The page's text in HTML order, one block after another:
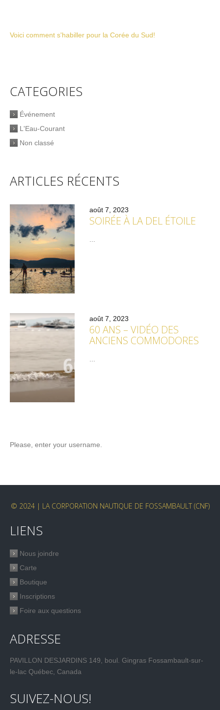
Voici comment s'habiller pour la Corée du Sud!
CATEGORIES
Événement
L'Eau-Courant
Non classé
ARTICLES RÉCENTS
août 7, 2023
SOIRÉE À LA DEL ÉTOILE
août 7, 2023
60 ANS – VIDÉO DES
ANCIENS COMMODORES
Please, enter your username.
© 2024 | LA CORPORATION NAUTIQUE DE FOSSAMBAULT (CNF)
LIENS
Nous joindre
Carte
Boutique
Inscriptions
Foire aux questions
ADRESSE
PAVILLON DESJARDINS 149, boul. Gingras Fossambault-sur-
le-lac Québec, Canada
SUIVEZ-NOUS!